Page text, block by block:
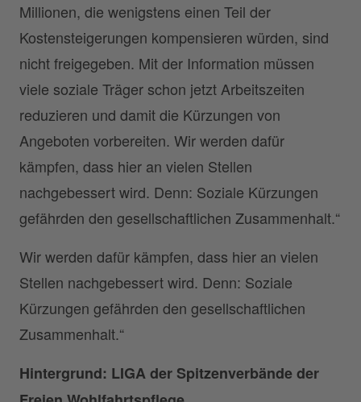
Millionen, die wenigstens einen Teil der
Kostensteigerungen kompensieren würden, sind
nicht freigegeben. Mit der Information müssen
viele soziale Träger schon jetzt Arbeitszeiten
reduzieren und damit die Kürzungen von
Angeboten vorbereiten. Wir werden dafür
kämpfen, dass hier an vielen Stellen
nachgebessert wird. Denn: Soziale Kürzungen
gefährden den gesellschaftlichen Zusammenhalt.“
Wir werden dafür kämpfen, dass hier an vielen
Stellen nachgebessert wird. Denn: Soziale
Kürzungen gefährden den gesellschaftlichen
Zusammenhalt.“
Hintergrund: LIGA der Spitzenverbände der